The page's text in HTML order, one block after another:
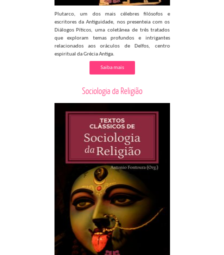
Plutarco, um dos mais célebres filósofos e
escritores da Antiguidade, nos presenteia com os
Diálogos Píticos, uma coletânea de três tratados
que exploram temas profundos e intrigantes
relacionados aos oráculos de Delfos, centro
espiritual da Grécia Antiga.
Saiba mais
Sociologia da Religião